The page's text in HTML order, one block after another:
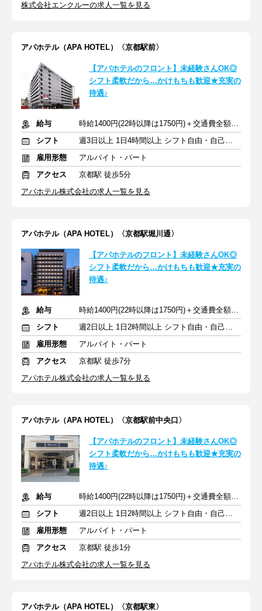
株式会社エンクルーの求人一覧を見る
アパホテル（APA HOTEL）〈京都駅前〉
【アパホテルのフロント】未経験さんOK◎
シフト柔軟だから…かけもちも歓迎★充実の
待遇♪
給与
時給1400円(22時以降は1750円)＋交通費全額支給
シフト
週3日以上 1日4時間以上 シフト自由・自己申告
雇用形態
アルバイト・パート
アクセス
京都駅 徒歩5分
アパホテル株式会社の求人一覧を見る
アパホテル（APA HOTEL）〈京都駅堀川通〉
【アパホテルのフロント】未経験さんOK◎
シフト柔軟だから…かけもちも歓迎★充実の
待遇♪
給与
時給1400円(22時以降は1750円)＋交通費全額支給
シフト
週2日以上 1日2時間以上 シフト自由・自己申告
雇用形態
アルバイト・パート
アクセス
京都駅 徒歩7分
アパホテル株式会社の求人一覧を見る
アパホテル（APA HOTEL）〈京都駅前中央口〉
【アパホテルのフロント】未経験さんOK◎
シフト柔軟だから…かけもちも歓迎★充実の
待遇♪
給与
時給1400円(22時以降は1750円)＋交通費全額支給
シフト
週2日以上 1日2時間以上 シフト自由・自己申告
雇用形態
アルバイト・パート
アクセス
京都駅 徒歩1分
アパホテル株式会社の求人一覧を見る
アパホテル（APA HOTEL）〈京都駅東〉